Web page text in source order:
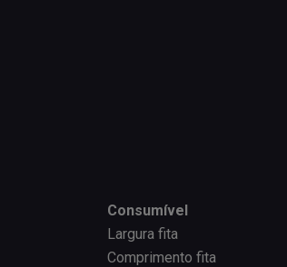
Consumível
Largura fita
Comprimento fita